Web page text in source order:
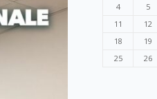
4
5
11
12
18
19
25
26